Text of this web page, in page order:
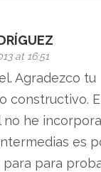
at 16:51
Agradezco tu
constructivo.
no he
es
para para